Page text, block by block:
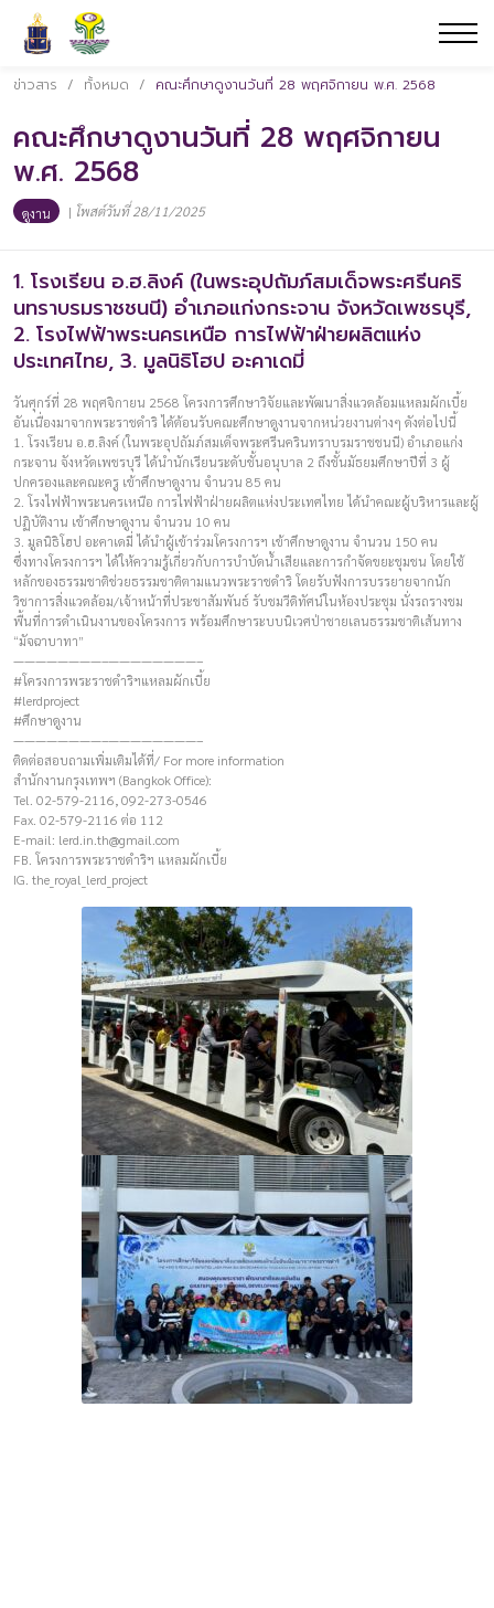
ข่าวสาร / ทั้งหมด / คณะศึกษาดูงานวันที่ 28 พฤศจิกายน พ.ศ. 2568
คณะศึกษาดูงานวันที่ 28 พฤศจิกายน
พ.ศ. 2568
ดูงาน | โพสต์วันที่ 28/11/2025
1. โรงเรียน อ.ฮ.ลิงค์ (ในพระอุปถัมภ์สมเด็จพระศรีนคริ
นทราบรมราชชนนี) อำเภอแก่งกระจาน จังหวัดเพชรบุรี,
2. โรงไฟฟ้าพระนครเหนือ การไฟฟ้าฝ่ายผลิตแห่ง
ประเทศไทย, 3. มูลนิธิโฮป อะคาเดมี่
วันศุกร์ที่ 28 พฤศจิกายน 2568 โครงการศึกษาวิจัยและพัฒนาสิ่งแวดล้อมแหลมผักเบี้ย
อันเนื่องมาจากพระราชดำริ ได้ต้อนรับคณะศึกษาดูงานจากหน่วยงานต่างๆ ดังต่อไปนี้
1. โรงเรียน อ.ฮ.ลิงค์ (ในพระอุปถัมภ์สมเด็จพระศรีนครินทราบรมราชชนนี) อำเภอแก่ง
กระจาน จังหวัดเพชรบุรี ได้นำนักเรียนระดับชั้นอนุบาล 2 ถึงชั้นมัธยมศึกษาปีที่ 3 ผู้
ปกครองและคณะครู เข้าศึกษาดูงาน จำนวน 85 คน
2. โรงไฟฟ้าพระนครเหนือ การไฟฟ้าฝ่ายผลิตแห่งประเทศไทย ได้นำคณะผู้บริหารและผู้
ปฏิบัติงาน เข้าศึกษาดูงาน จำนวน 10 คน
3. มูลนิธิโฮป อะคาเดมี่ ได้นำผู้เข้าร่วมโครงการฯ เข้าศึกษาดูงาน จำนวน 150 คน
ซึ่งทางโครงการฯ ได้ให้ความรู้เกี่ยวกับการบำบัดน้ำเสียและการกำจัดขยะชุมชน โดยใช้
หลักของธรรมชาติช่วยธรรมชาติตามแนวพระราชดำริ โดยรับฟังการบรรยายจากนัก
วิชาการสิ่งแวดล้อม/เจ้าหน้าที่ประชาสัมพันธ์ รับชมวีดิทัศน์ในห้องประชุม นั่งรถรางชม
พื้นที่การดำเนินงานของโครงการ พร้อมศึกษาระบบนิเวศป่าชายเลนธรรมชาติเส้นทาง
“มัจฉาบาทา”
————————–————————–
#โครงการพระราชดำริฯแหลมผักเบี้ย
#lerdproject
#ศึกษาดูงาน
————————–————————–
ติดต่อสอบถามเพิ่มเติมได้ที่/ For more information
สำนักงานกรุงเทพฯ (Bangkok Office):
Tel. 02-579-2116, 092-273-0546
Fax. 02-579-2116 ต่อ 112
E-mail: lerd.in.th@gmail.com
FB. โครงการพระราชดำริฯ แหลมผักเบี้ย
IG. the_royal_lerd_project